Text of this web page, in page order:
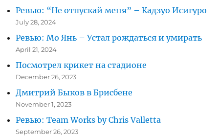
Ревью: “Не отпускай меня” – Кадзуо Исигуро
July 28, 2024
Ревью: Мо Янь – Устал рождаться и умирать
April 21, 2024
Посмотрел крикет на стадионе
December 26, 2023
Дмитрий Быков в Брисбене
November 1, 2023
Ревью: Team Works by Chris Valletta
September 26, 2023